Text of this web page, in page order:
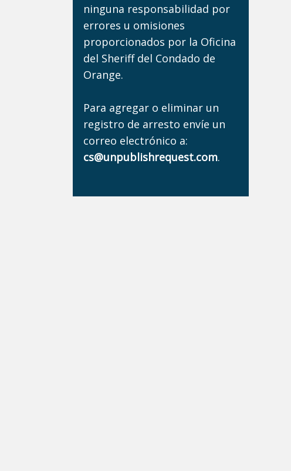
ninguna responsabilidad por
errores u omisiones
proporcionados por la Oficina
del Sheriff del Condado de
Orange.
Para agregar o eliminar un
registro de arresto envíe un
correo electrónico a:
cs@unpublishrequest.com.